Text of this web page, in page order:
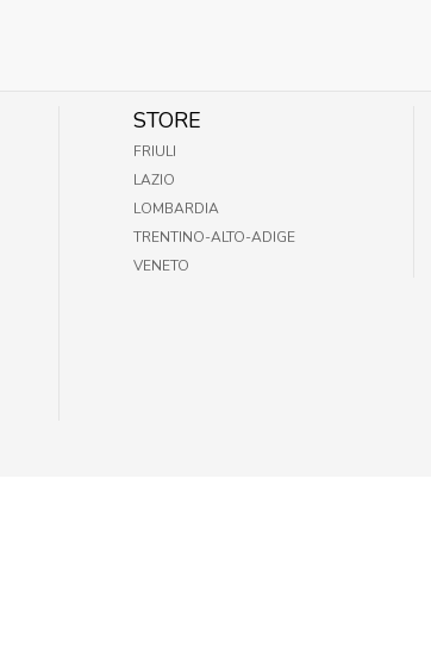
STORE
FRIULI
LAZIO
LOMBARDIA
TRENTINO-ALTO-ADIGE
VENETO